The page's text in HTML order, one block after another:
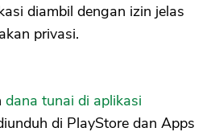
diambil dengan izin jelas
privasi.
dana tunai di aplikasi
di PlayStore dan Apps